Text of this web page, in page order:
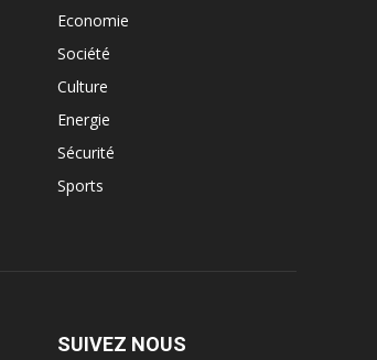
Economie
Société
Culture
Energie
Sécurité
Sports
SUIVEZ NOUS